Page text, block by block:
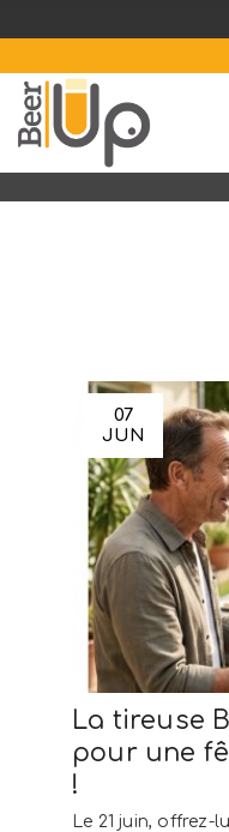
07
JUN
La tireuse
pour une
!
Le 21 juin,